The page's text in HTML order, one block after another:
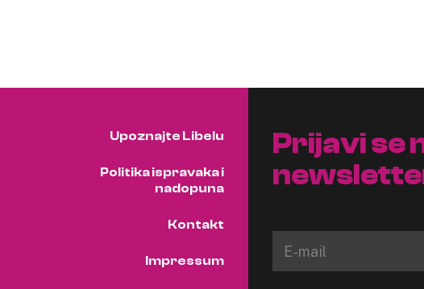
Upoznajte Libelu
Politika ispravaka i
nadopuna
Kontakt
Impressum
Prijavi se